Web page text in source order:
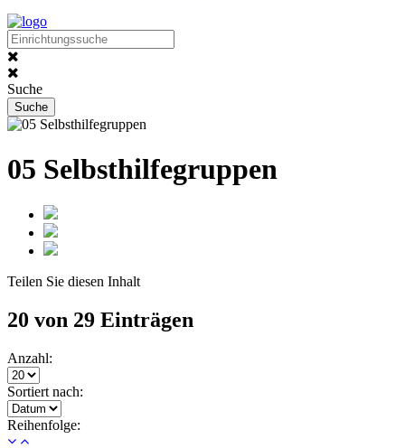
Suche
05 Selbsthilfegruppen
Teilen Sie diesen Inhalt
20 von 29 Einträgen
Anzahl:
Sortiert nach:
Reihenfolge: